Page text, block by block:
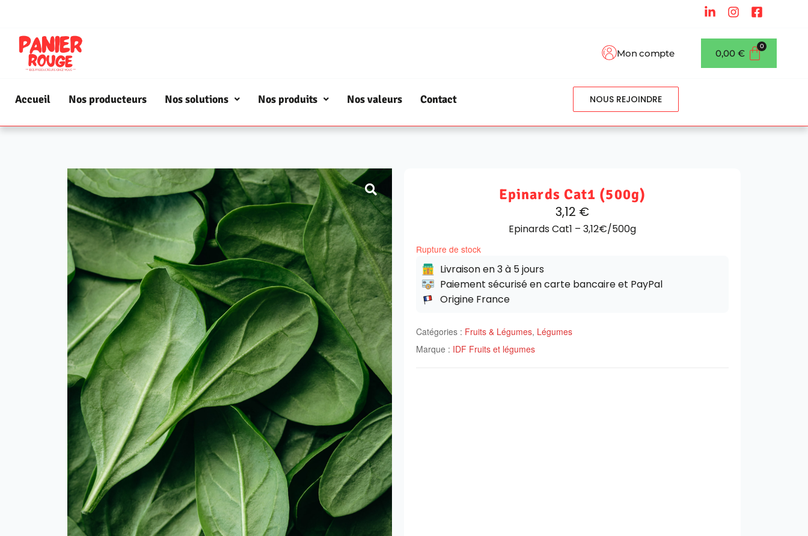
Mon compte 0,00 €
Accueil Nos producteurs Nos solutions Nos produits Nos valeurs Contact NOUS REJOINDRE
Epinards Cat1 (500g)
3,12 €
Epinards Cat1 – 3,12€/500g
Rupture de stock
Livraison en 3 à 5 jours
Paiement sécurisé en carte bancaire et PayPal
Origine France
Catégories : Fruits & Légumes, Légumes
Marque : IDF Fruits et légumes